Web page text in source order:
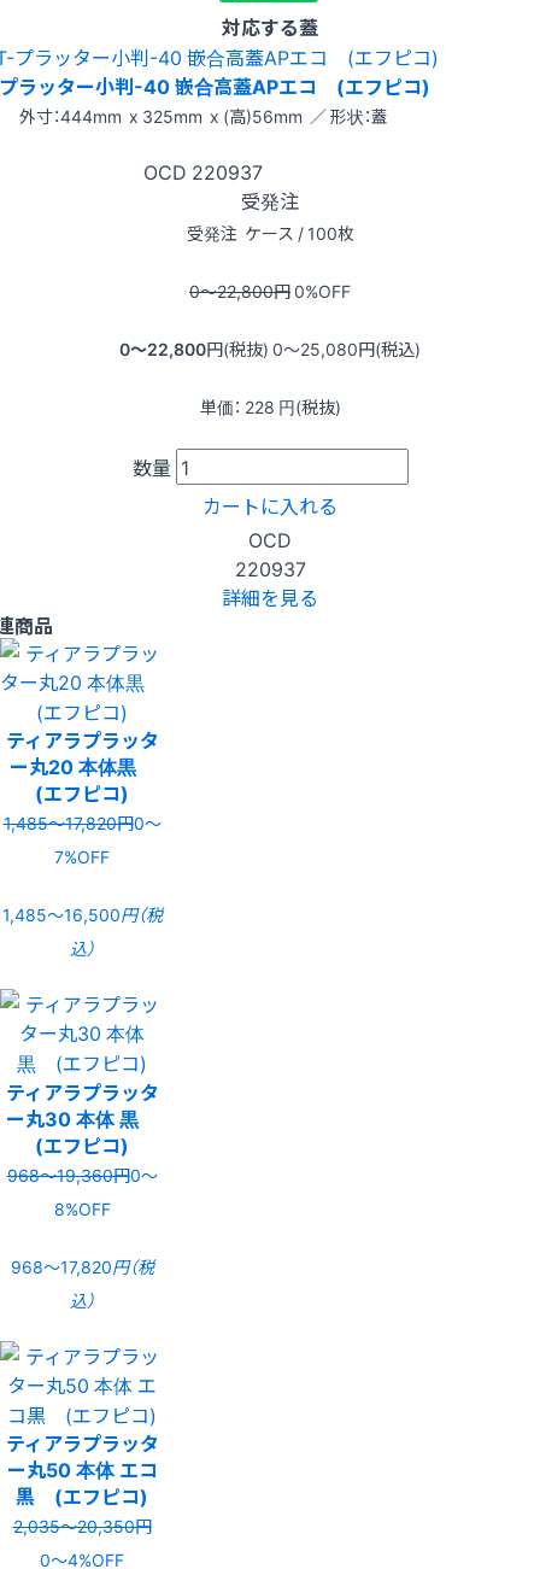
対応する蓋
ラッター小判-40 嵌合高蓋APエコ (エフピコ)
外寸：444mm x 325mm x (高)56mm ／ 形状：蓋
OCD 220937
受発注
受発注 ケース / 100枚
0〜22,800円0%OFF
0〜22,800円(税抜) 0〜25,080円(税込)
単価： 228 円(税抜)
数量
カートに入れる
OCD
220937
詳細を見る
商品
ティアラプラッタ
ー丸20 本体黒
(エフピコ)
1,485〜17,820円0〜
7%OFF
1,485〜16,500円（税
込）
ティアラプラッタ
ー丸30 本体 黒
(エフピコ)
968〜19,360円0〜
8%OFF
968〜17,820円（税
込）
ティアラプラッタ
ー丸50 本体 エコ
黒 (エフピコ)
2,035〜20,350円
0〜4%OFF